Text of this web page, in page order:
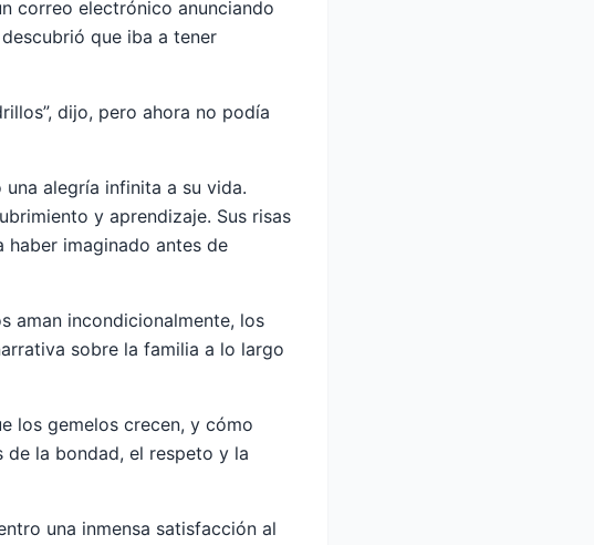
correo electrónico anunciando
que iba a tener
dijo, pero ahora no podía
alegría infinita a su vida.
y aprendizaje. Sus risas
imaginado antes de
aman incondicionalmente, los
sobre la familia a lo largo
los gemelos crecen, y cómo
de la bondad, el respeto y la
una inmensa satisfacción al